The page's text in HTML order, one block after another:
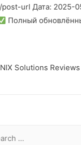
url Дата: 2025-
Полный
NIX Solutions Reviews